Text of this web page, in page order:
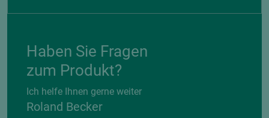
Haben Sie Fragen
zum Produkt?
Ich helfe Ihnen gerne weiter
Roland Becker